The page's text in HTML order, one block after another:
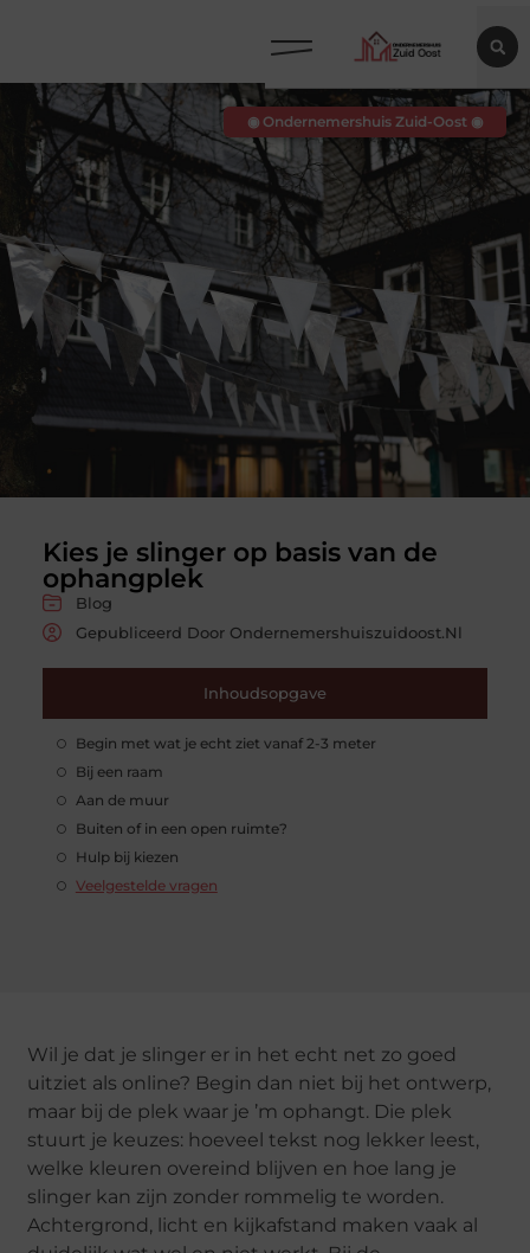
Kies je slinger op basis van de
ophangplek
Blog
Gepubliceerd Door Ondernemershuiszuidoost.nl
Inhoudsopgave
Begin met wat je echt ziet vanaf 2-3 meter
Bij een raam
Aan de muur
Buiten of in een open ruimte?
Hulp bij kiezen
Veelgestelde vragen
◉ Ondernemershuis Zuid-Oost ◉
Wil je dat je slinger er in het echt net zo goed
uitziet als online? Begin dan niet bij het ontwerp,
maar bij de plek waar je ’m ophangt. Die plek
stuurt je keuzes: hoeveel tekst nog lekker leest,
welke kleuren overeind blijven en hoe lang je
slinger kan zijn zonder rommelig te worden.
Achtergrond, licht en kijkafstand maken vaak al